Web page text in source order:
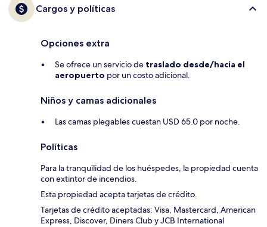
Cargos y políticas
Opciones extra
Se ofrece un servicio de traslado desde/hacia el
aeropuerto por un costo adicional.
Niños y camas adicionales
Las camas plegables cuestan USD 65.0 por noche.
Políticas
Para la tranquilidad de los huéspedes, la propiedad cuenta
con extintor de incendios.
Esta propiedad acepta tarjetas de crédito.
Tarjetas de crédito aceptadas: Visa, Mastercard, American
Express, Discover, Diners Club y JCB International